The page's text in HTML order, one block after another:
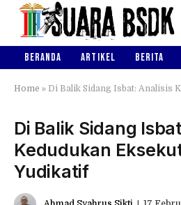
BERANDA ARTIKEL BERITA
Home » Di Balik Sidang Isbat: Analisis
Di Balik Sidang
Kedudukan
Yudikatif